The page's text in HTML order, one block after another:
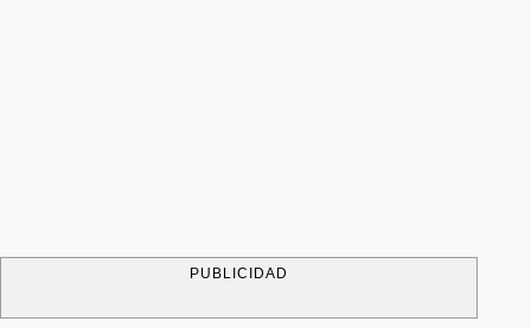
PUBLICIDAD